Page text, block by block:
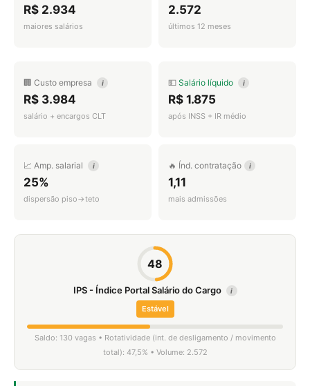
R$ 2.934
maiores salários
2.572
últimos 12 meses
🏢 Custo empresa i
R$ 3.984
salário + encargos CLT
💵 Salário líquido i
R$ 1.875
após INSS + IR médio
📈 Amp. salarial i
25%
dispersão piso→teto
🔥 Índ. contratação i
1,11
mais admissões
48
IPS - Índice Portal Salário do Cargo i
Estável
Saldo: 130 vagas • Rotatividade (int. de desligamento / movimento
total): 47,5% • Volume: 2.572